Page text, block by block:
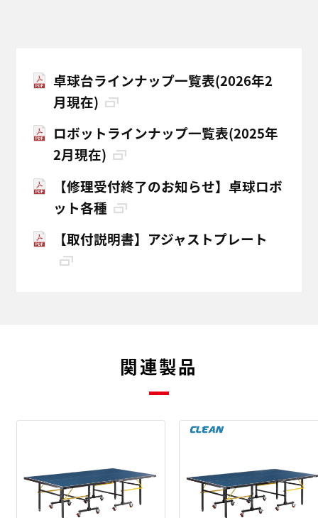
卓球台ラインナップ一覧表(2026年2
月現在)
ロボットラインナップ一覧表(2025年
2月現在)
【修理受付終了のお知らせ】卓球ロボ
ット各種
【取付説明書】アジャストプレート
関連製品